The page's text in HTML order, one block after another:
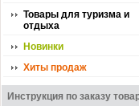
Товары для туризма и
отдыха
Новинки
Хиты продаж
Инструкция по заказу